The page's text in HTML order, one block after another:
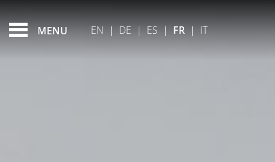
CHAMBRE SOLO
MENU EN | DE | ES | FR | IT
FEATURED - SLIDES